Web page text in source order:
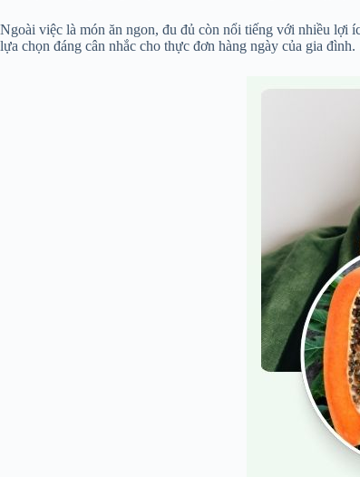
Ngoài việc là món ăn ngon, đu đủ còn nổi tiếng với nhiều lợi
lựa chọn đáng cân nhắc cho thực đơn hàng ngày của gia đình.